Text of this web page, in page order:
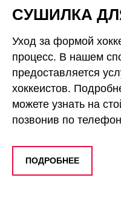
СУШИЛКА
Уход за формой
процесс. В нашем
предоставляется
хоккеистов.
можете узнать на
позвонив по
ПОДРОБНЕЕ